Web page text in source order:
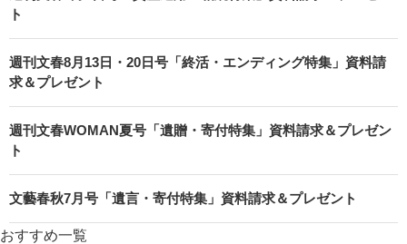
ト
週刊文春8月13日・20日号「終活・エンディング特集」資料請
求＆プレゼント
週刊文春WOMAN夏号「遺贈・寄付特集」資料請求＆プレゼン
ト
文藝春秋7月号「遺言・寄付特集」資料請求＆プレゼント
おすすめ一覧